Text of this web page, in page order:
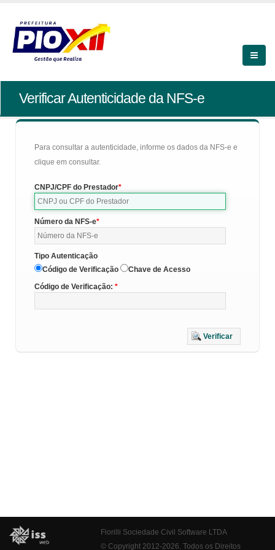
Verificar Autenticidade da NFS-e
Para consultar a autenticidade, informe os dados da NFS-e e
clique em consultar.
CNPJ/CPF do Prestador
Número da NFS-e
Tipo Autenticação
Código de Verificação
Chave de Acesso
Código de Verificação:
Verificar
Fiorilli Sociedade Civil Software LTDA
© Copyright 2012-2026. Todos os Direitos